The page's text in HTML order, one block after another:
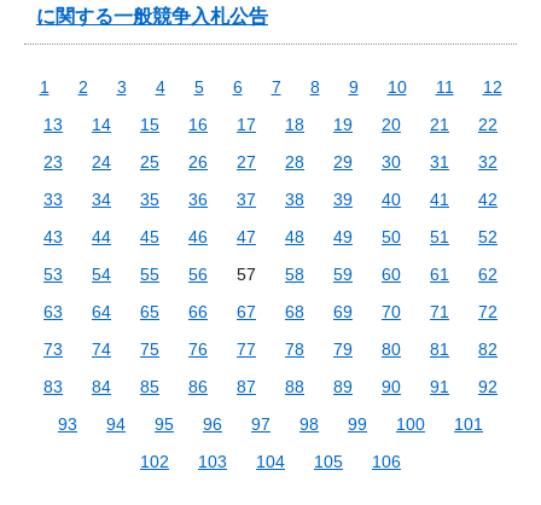
に関する一般競争入札公告
1 2 3 4 5 6 7 8 9 10 11
12
13
14 15 16 17 18 19 20 21
22
23
24 25 26 27 28 29 30 31
32
33
34 35 36 37 38 39 40 41
42
43
44 45 46 47 48 49 50 51
52
53
54 55 56 57 58 59 60 61
62
63
64 65 66 67 68 69 70 71
72
73
74 75 76 77 78 79 80 81
82
83
84 85 86 87 88 89 90 91
92
93
94 95 96 97 98 99 100
101
102
103 104 105 106